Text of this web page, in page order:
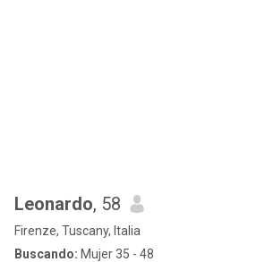
Leonardo, 58
Firenze, Tuscany, Italia
Buscando: Mujer 35 - 48